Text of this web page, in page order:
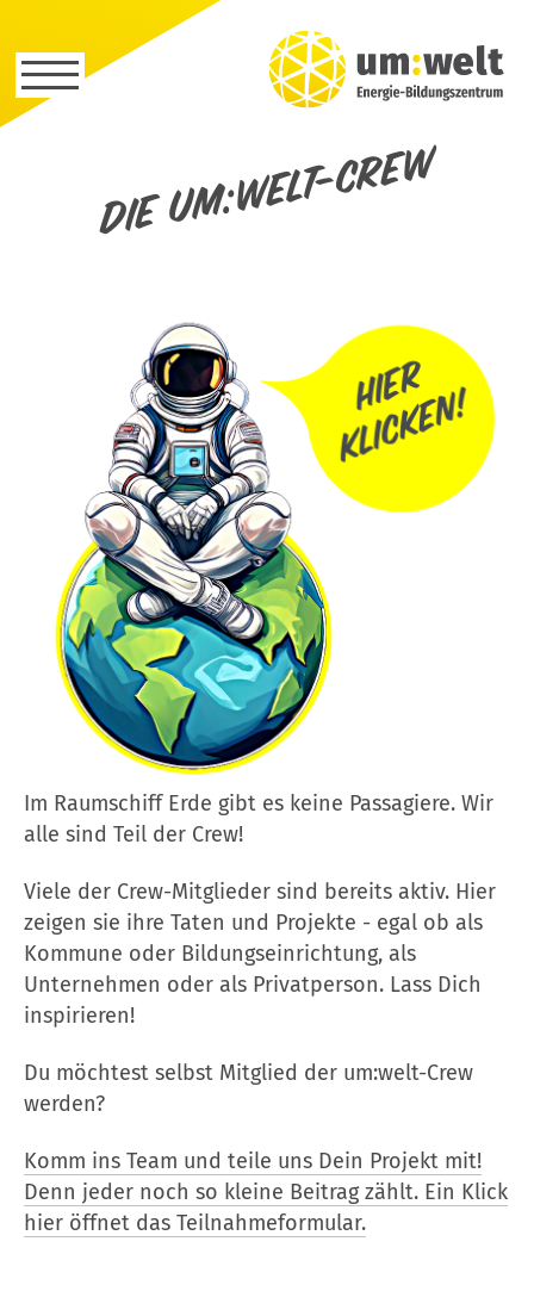
Die um:welt-Crew
Im Raumschiff Erde gibt es keine Passagiere. Wir
alle sind Teil der Crew!
Viele der Crew-Mitglieder sind bereits aktiv. Hier
zeigen sie ihre Taten und Projekte - egal ob als
Kommune oder Bildungseinrichtung, als
Unternehmen oder als Privatperson. Lass Dich
inspirieren!
Du möchtest selbst Mitglied der um:welt-Crew
werden?
Komm ins Team und teile uns Dein Projekt mit!
Denn jeder noch so kleine Beitrag zählt. Ein Klick
hier öffnet das Teilnahmeformular.